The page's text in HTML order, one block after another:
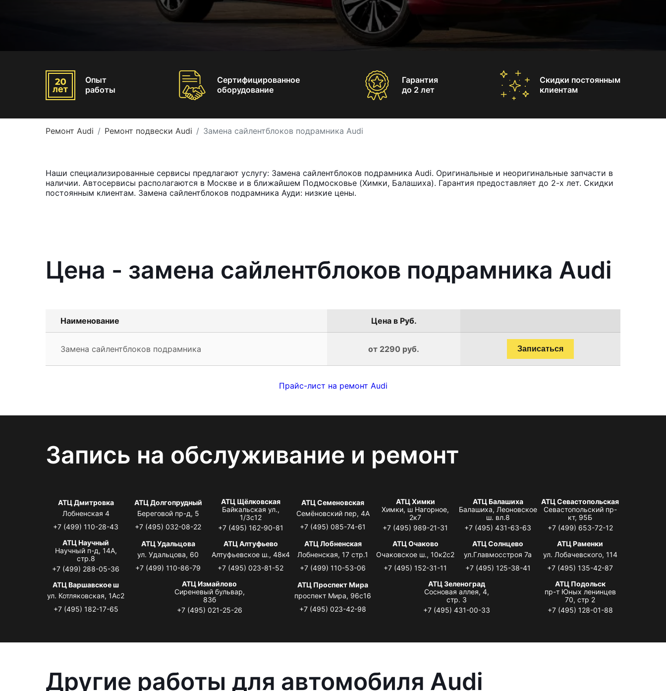
Опыт
работы
Сертифицированное
оборудование
Гарантия
до 2 лет
Скидки постоянным
клиентам
Ремонт Audi Ремонт подвески Audi Замена сайлентблоков подрамника Audi
Наши специализированные сервисы предлагают услугу: Замена сайлентблоков подрамника Audi. Оригинальные и неоригинальные запчасти в
наличии. Автосервисы располагаются в Москве и в ближайшем Подмосковье (Химки, Балашиха). Гарантия предоставляет до 2-х лет. Скидки
постоянным клиентам. Замена сайлентблоков подрамника Ауди: низкие цены.
Цена - замена сайлентблоков подрамника Audi
Наименование Цена в Руб.
Замена сайлентблоков подрамника от 2290 руб. Записаться
Прайс-лист на ремонт Audi
Запись на обслуживание и ремонт
АТЦ Дмитровка
Лобненская 4
+7 (499) 110-28-43
АТЦ Долгопрудный
Береговой пр-д, 5
+7 (495) 032-08-22
АТЦ Щёлковская
Байкальская ул.,
1/3с12
+7 (495) 162-90-81
АТЦ Семеновская
Семёновский пер, 4А
+7 (495) 085-74-61
АТЦ Химки
Химки, ш Нагорное,
2к7
+7 (495) 989-21-31
АТЦ Балашиха
Балашиха, Леоновское
ш. вл.8
+7 (495) 431-63-63
АТЦ Севастопольская
Севастопольский пр-
кт, 95Б
+7 (499) 653-72-12
АТЦ Научный
Научный п-д, 14А,
стр.8
+7 (499) 288-05-36
АТЦ Удальцова
ул. Удальцова, 60
+7 (499) 110-86-79
АТЦ Алтуфьево
Алтуфьевское ш., 48к4
+7 (495) 023-81-52
АТЦ Лобненская
Лобненская, 17 стр.1
+7 (499) 110-53-06
АТЦ Очаково
Очаковское ш., 10к2с2
+7 (495) 152-31-11
АТЦ Солнцево
ул.Главмосстроя 7а
+7 (495) 125-38-41
АТЦ Раменки
ул. Лобачевского, 114
+7 (495) 135-42-87
АТЦ Варшавское ш
ул. Котляковская, 1Ас2
+7 (495) 182-17-65
АТЦ Измайлово
Сиреневый бульвар,
83б
+7 (495) 021-25-26
АТЦ Проспект Мира
проспект Мира, 96с16
+7 (495) 023-42-98
АТЦ Зеленоград
Сосновая аллея, 4,
стр. 3
+7 (495) 431-00-33
АТЦ Подольск
пр-т Юных ленинцев
70, стр 2
+7 (495) 128-01-88
Другие работы для автомобиля Audi